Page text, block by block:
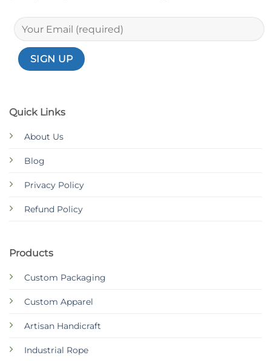
Quick Links
About Us
Blog
Privacy Policy
Refund Policy
Products
Custom Packaging
Custom Apparel
Artisan Handicraft
Industrial Rope